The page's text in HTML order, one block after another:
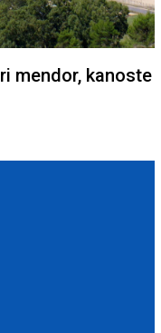
mendor, kanoste